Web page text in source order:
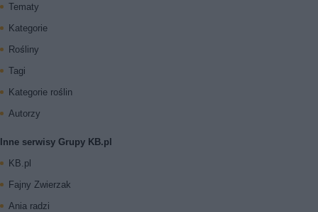
Tematy
Kategorie
Rośliny
Tagi
Kategorie roślin
Autorzy
Inne serwisy Grupy KB.pl
KB.pl
Fajny Zwierzak
Ania radzi